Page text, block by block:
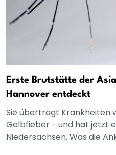
Erste Brutstätte der
Hannover entdeckt
Sie überträgt Krankheiten
Gelbfieber - und hat jetzt
Niedersachsen. Was die